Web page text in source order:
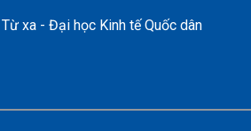
xa - Đại học Kinh tế Quốc dân